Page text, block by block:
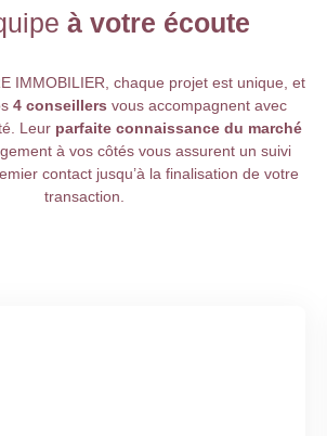
à votre écoute
IMMOBILIER , chaque projet est unique, et
4 conseillers vous accompagnent avec
Leur parfaite connaissance du marché
à vos côtés vous assurent un suivi
contact jusqu’à la finalisation de votre
transaction.